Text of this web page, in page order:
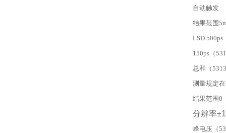
自动触发
结果范围
LSD 500ps
150ps（
总和（
测量规定
结果范围0
分辨率
峰电压（